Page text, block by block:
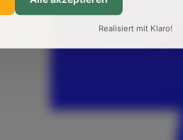
Realisiert mit Klaro!